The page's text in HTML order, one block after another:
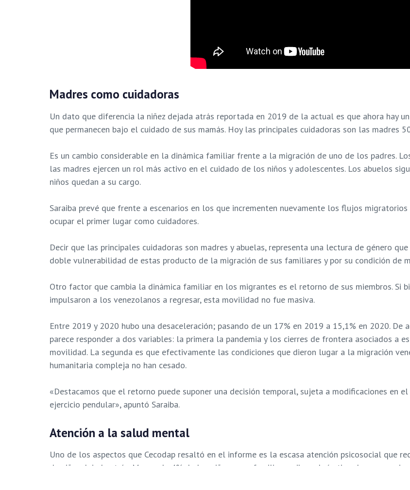
Madres como cuidadoras
Un dato que diferencia la niñez dejada atrás reportada en 2019 de la actual es que ahora hay
que permanecen bajo el cuidado de sus mamás. Hoy las principales cuidadoras son las madres
Es un cambio considerable en la dinámica familiar frente a la migración de uno de los padres.
las madres ejercen un rol más activo en el cuidado de los niños y adolescentes. Los abuelos
niños quedan a su cargo.
Saraiba prevé que frente a escenarios en los que incrementen nuevamente los flujos
ocupar el primer lugar como cuidadores.
Decir que las principales cuidadoras son madres y abuelas, representa una lectura de género
doble vulnerabilidad de estas producto de la migración de sus familiares y por su condición de
Otro factor que cambia la dinámica familiar en los migrantes es el retorno de sus miembros. Si
impulsaron a los venezolanos a regresar, esta movilidad no fue masiva.
Entre 2019 y 2020 hubo una desaceleración; pasando de un 17% en 2019 a 15,1% en 2020. De
parece responder a dos variables: la primera la pandemia y los cierres de frontera asociados a
movilidad. La segunda es que efectivamente las condiciones que dieron lugar a la migración
humanitaria compleja no han cesado.
«Destacamos que el retorno puede suponer una decisión temporal, sujeta a modificaciones en
ejercicio pendular», apuntó Saraiba.
Atención a la salud mental
Uno de los aspectos que Cecodap resaltó en el informe es la escasa atención psicosocial que
de niñez dejada atrás. Menos de 4% de los niños y sus familias reciben algún tipo de apoyo